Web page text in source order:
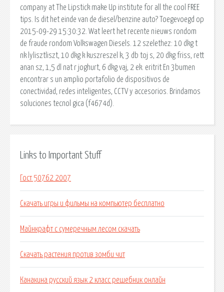
company at The Lipstick make Up institute for all the cool FREE
tips. Is dit het einde van de diesel/benzine auto? Toegevoegd op
2015-09-29 15:30:32. Wat leert het recente nieuws rondom
de fraude rondom Volkswagen Diesels. 12 szelethez: 10 dkg t
nk lylisztliszt, 10 dkg k kuszreszel k, 3 db toj s, 20 dkg friss, rett
anan sz, 1,5 dl nat r joghurt, 6 dkg vaj, 2 ek. eritrit En 3bumen
encontrar s un amplio portafolio de dispositivos de
conectividad, redes inteligentes, CCTV y accesorios. Brindamos
soluciones tecnol gica (f4674d).
Links to Important Stuff
Гост 50762 2007
Скачать игры и фильмы на компьютер бесплатно
Майнкрафт с сумеречным лесом скачать
Скачать растения против зомби чит
Канакина русский язык 2 класс решебник онлайн